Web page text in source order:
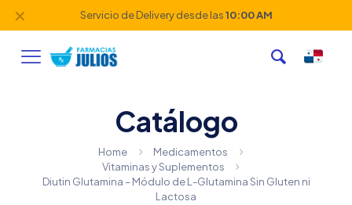
Servicio de Delivery desde las10:00 AM
✕
Catálogo
Home
Medicamentos
Vitaminas y Suplementos
Diutin Glutamina – Módulo de L-Glutamina Sin Gluten ni
Lactosa